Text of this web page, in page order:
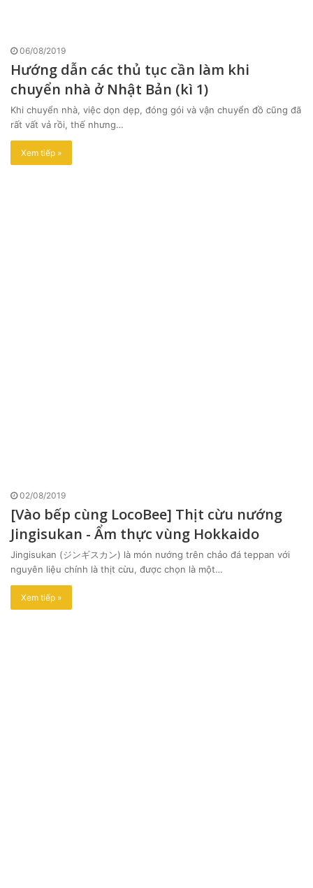
06/08/2019
Hướng dẫn các thủ tục cần làm khi
chuyển nhà ở Nhật Bản (kì 1)
Khi chuyển nhà, việc dọn dẹp, đóng gói và vận chuyển đồ cũng đã
rất vất vả rồi, thế nhưng…
Xem tiếp »
02/08/2019
[Vào bếp cùng LocoBee] Thịt cừu nướng
Jingisukan - Ẩm thực vùng Hokkaido
Jingisukan (ジンギスカン) là món nướng trên chảo đá teppan với
nguyên liệu chính là thịt cừu, được chọn là một…
Xem tiếp »